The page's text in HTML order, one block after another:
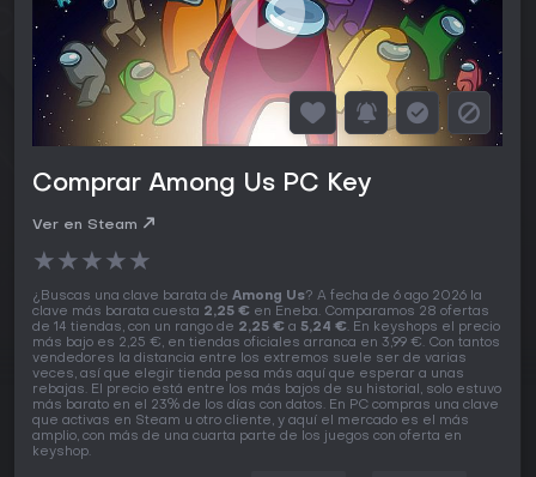
Comprar Among Us PC Key
Ver en Steam
★★★★★
¿Buscas una clave barata de Among Us? A fecha de 6 ago 2026 la
clave más barata cuesta 2,25 € en Eneba. Comparamos 28 ofertas
de 14 tiendas, con un rango de 2,25 € a 5,24 €. En keyshops el precio
más bajo es 2,25 €, en tiendas oficiales arranca en 3,99 €. Con tantos
vendedores la distancia entre los extremos suele ser de varias
veces, así que elegir tienda pesa más aquí que esperar a unas
rebajas. El precio está entre los más bajos de su historial, solo estuvo
más barato en el 23% de los días con datos. En PC compras una clave
que activas en Steam u otro cliente, y aquí el mercado es el más
amplio, con más de una cuarta parte de los juegos con oferta en
keyshop.